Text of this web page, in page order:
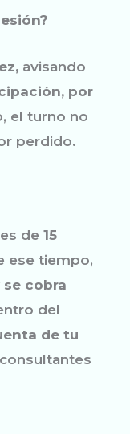
avisando
por
el turno no
perdido.
de 15
ese tiempo,
cobra
del
de tu